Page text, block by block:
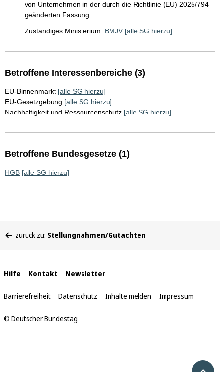
von Unternehmen in der durch die Richtlinie (EU) 2025/794
geänderten Fassung
Zuständiges Ministerium: BMJV [alle SG hierzu]
Betroffene Interessenbereiche (3)
EU-Binnenmarkt [alle SG hierzu]
EU-Gesetzgebung [alle SG hierzu]
Nachhaltigkeit und Ressourcenschutz [alle SG hierzu]
Betroffene Bundesgesetze (1)
HGB [alle SG hierzu]
befinden
zurück zu: Stellungnahmen/Gutachten
Interne
Links
Hilfe Kontakt Newsletter
Barrierefreiheit Datenschutz Inhalte melden Impressum
© Deutscher Bundestag